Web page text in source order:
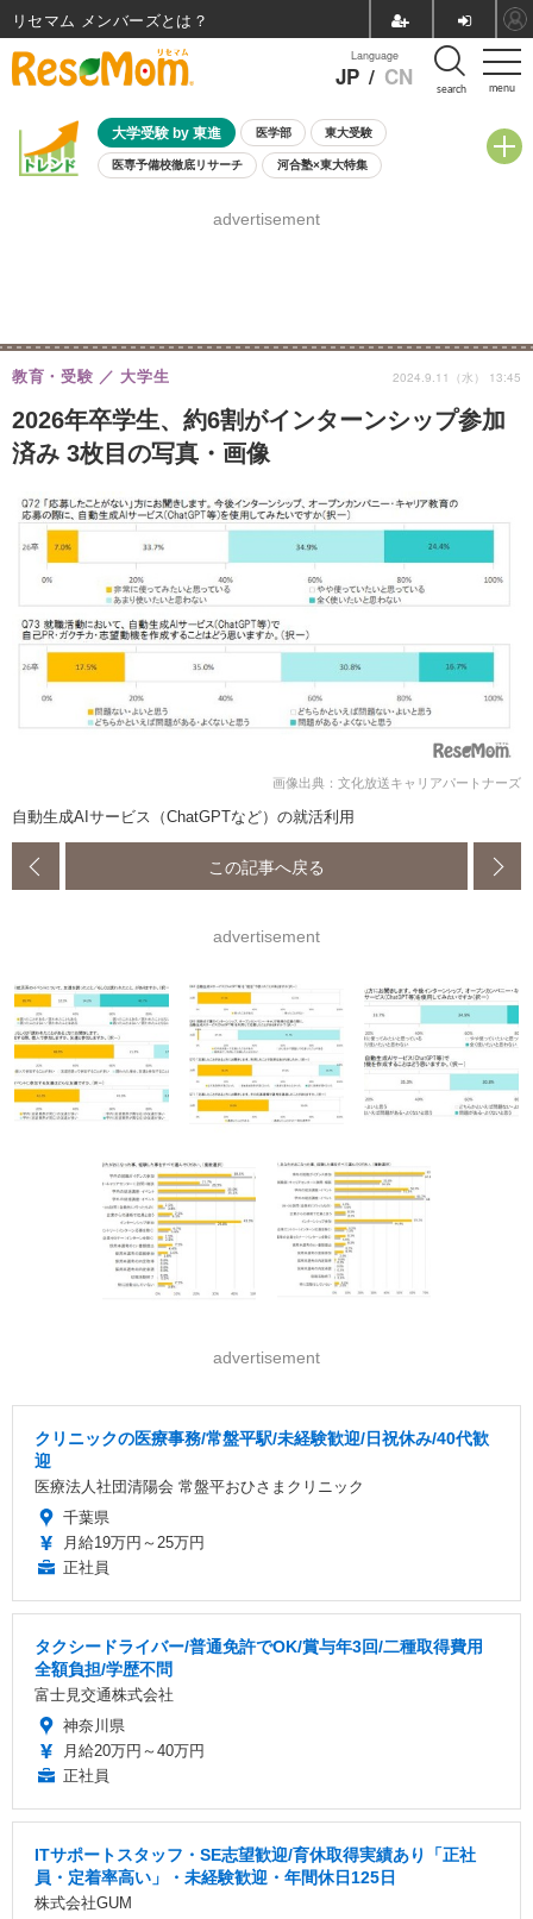
menu
Language
JP / CN search
大学受験 by 東進 医学部 東大受験
医専予備校徹底リサーチ 河合塾×東大特集
8月開催学校説明会・相談会
advertisement
2026年卒学生、約6割がインターンシップ参加
済み 3枚目の写真・画像
教育・受験 大学生 2024.9.11（水） 13:45
画像出典：文化放送キャリアパートナーズ
自動生成AIサービス（ChatGPTなど）の就活利用
この記事へ戻る
advertisement
advertisement
クリニックの医療事務/常盤平駅/未経験歓迎/日祝休み/40代歓
迎
医療法人社団清陽会 常盤平おひさまクリニック
千葉県
月給19万円～25万円
正社員
タクシードライバー/普通免許でOK/賞与年3回/二種取得費用
全額負担/学歴不問
富士見交通株式会社
神奈川県
月給20万円～40万円
正社員
ITサポートスタッフ・SE志望歓迎/育休取得実績あり「正社
員・定着率高い」・未経験歓迎・年間休日125日
株式会社GUM
リセマム メンバーズ